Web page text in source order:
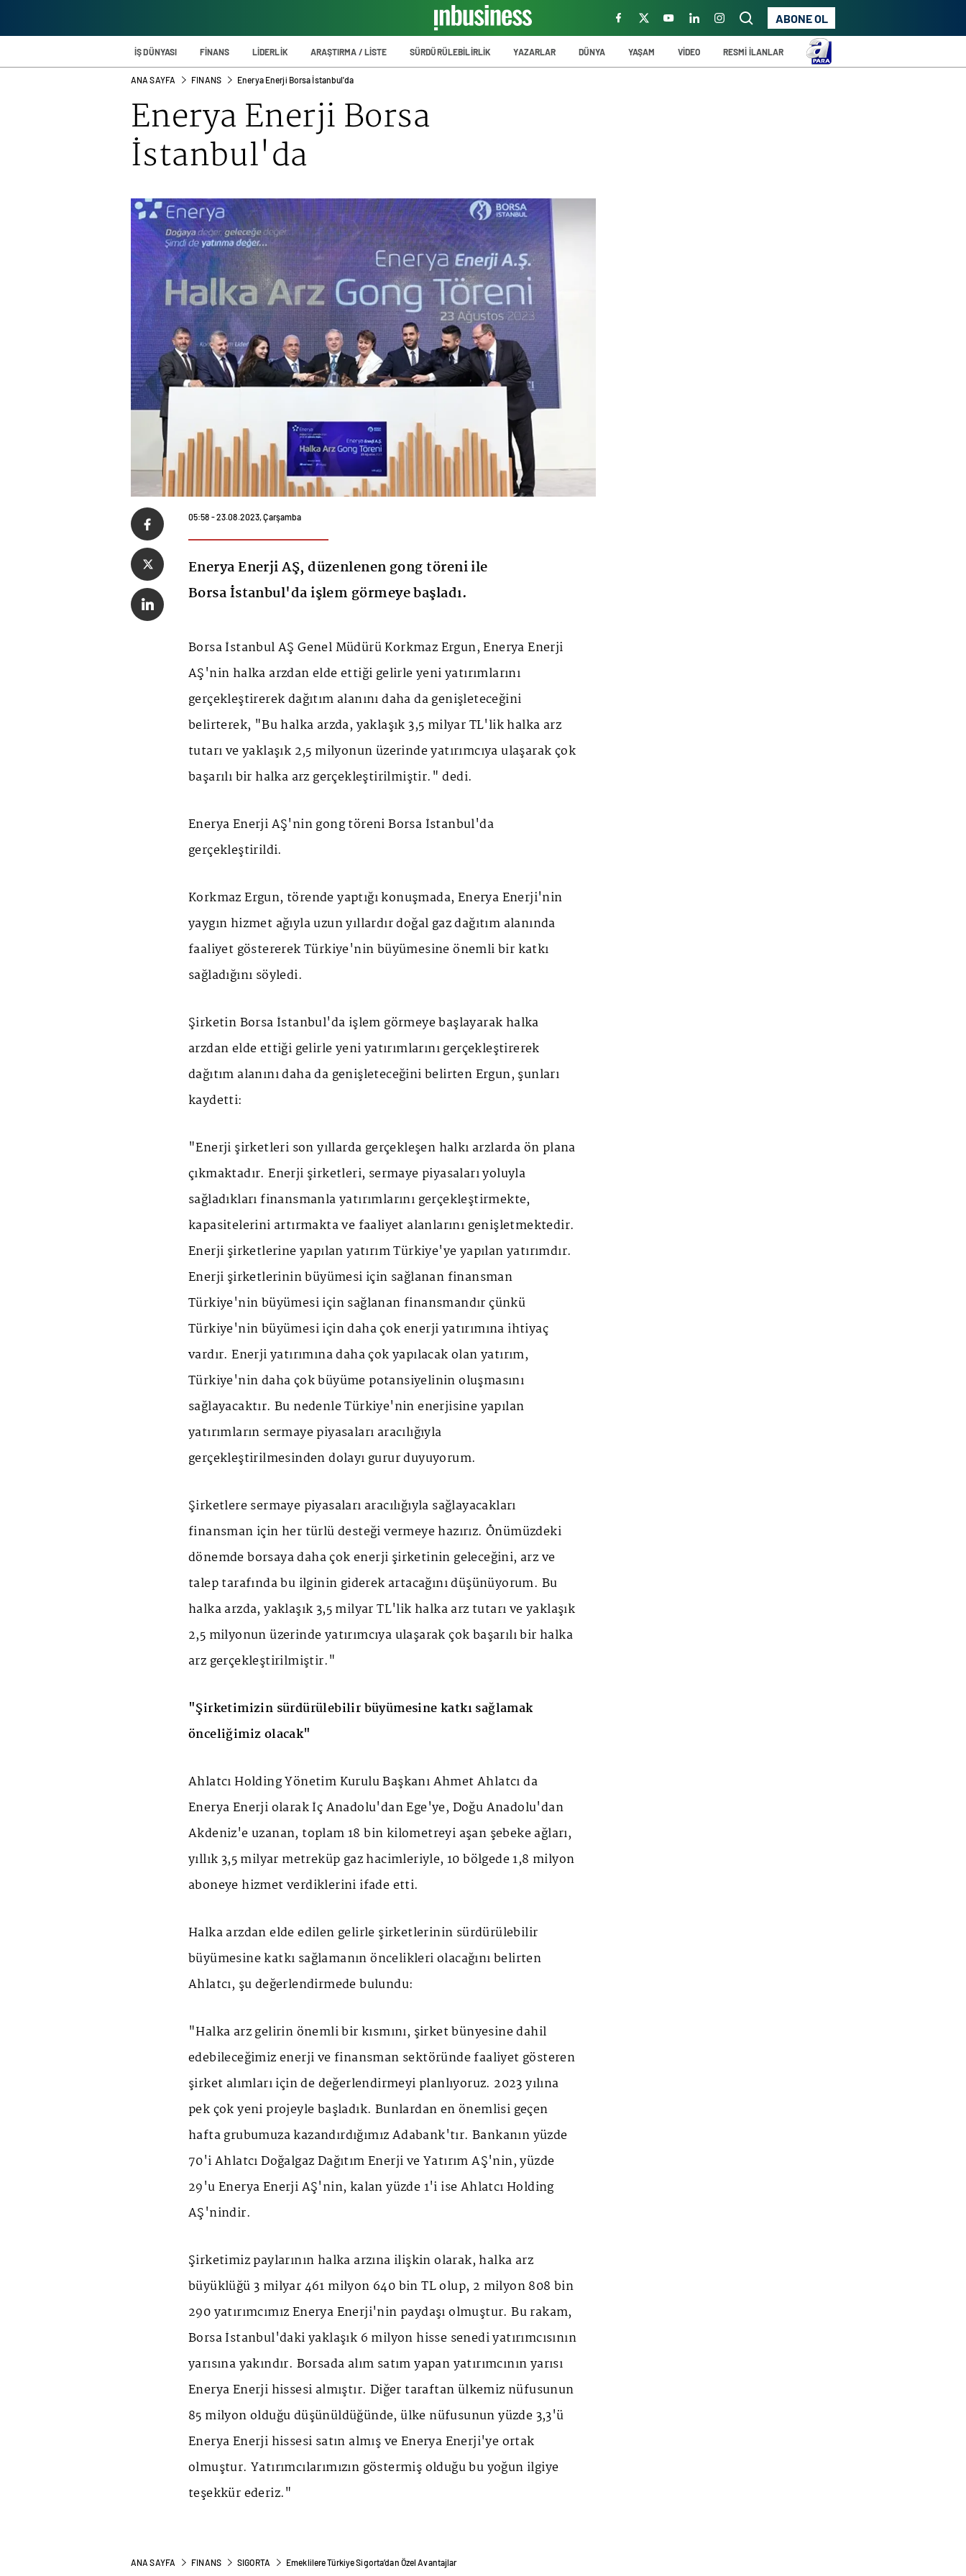
ABONE OL
İŞ DÜNYASI FİNANS LİDERLİK ARAŞTIRMA / LİSTE SÜRDÜRÜLEBİLİRLİK YAZARLAR DÜNYA YAŞAM VİDEO RESMİ İLANLAR
ANA SAYFA FINANS Enerya Enerji Borsa İstanbul'da
Enerya Enerji Borsa
İstanbul'da
05:58 - 23.08.2023, Çarşamba
Enerya Enerji AŞ, düzenlenen gong töreni ile
Borsa İstanbul'da işlem görmeye başladı.
Borsa İstanbul AŞ Genel Müdürü Korkmaz Ergun, Enerya Enerji
AŞ'nin halka arzdan elde ettiği gelirle yeni yatırımlarını
gerçekleştirerek dağıtım alanını daha da genişleteceğini
belirterek, "Bu halka arzda, yaklaşık 3,5 milyar TL'lik halka arz
tutarı ve yaklaşık 2,5 milyonun üzerinde yatırımcıya ulaşarak çok
başarılı bir halka arz gerçekleştirilmiştir." dedi.
Enerya Enerji AŞ'nin gong töreni Borsa İstanbul'da
gerçekleştirildi.
Korkmaz Ergun, törende yaptığı konuşmada, Enerya Enerji'nin
yaygın hizmet ağıyla uzun yıllardır doğal gaz dağıtım alanında
faaliyet göstererek Türkiye'nin büyümesine önemli bir katkı
sağladığını söyledi.
Şirketin Borsa İstanbul'da işlem görmeye başlayarak halka
arzdan elde ettiği gelirle yeni yatırımlarını gerçekleştirerek
dağıtım alanını daha da genişleteceğini belirten Ergun, şunları
kaydetti:
"Enerji şirketleri son yıllarda gerçekleşen halkı arzlarda ön plana
çıkmaktadır. Enerji şirketleri, sermaye piyasaları yoluyla
sağladıkları finansmanla yatırımlarını gerçekleştirmekte,
kapasitelerini artırmakta ve faaliyet alanlarını genişletmektedir.
Enerji şirketlerine yapılan yatırım Türkiye'ye yapılan yatırımdır.
Enerji şirketlerinin büyümesi için sağlanan finansman
Türkiye'nin büyümesi için sağlanan finansmandır çünkü
Türkiye'nin büyümesi için daha çok enerji yatırımına ihtiyaç
vardır. Enerji yatırımına daha çok yapılacak olan yatırım,
Türkiye'nin daha çok büyüme potansiyelinin oluşmasını
sağlayacaktır. Bu nedenle Türkiye'nin enerjisine yapılan
yatırımların sermaye piyasaları aracılığıyla
gerçekleştirilmesinden dolayı gurur duyuyorum.
Şirketlere sermaye piyasaları aracılığıyla sağlayacakları
finansman için her türlü desteği vermeye hazırız. Önümüzdeki
dönemde borsaya daha çok enerji şirketinin geleceğini, arz ve
talep tarafında bu ilginin giderek artacağını düşünüyorum. Bu
halka arzda, yaklaşık 3,5 milyar TL'lik halka arz tutarı ve yaklaşık
2,5 milyonun üzerinde yatırımcıya ulaşarak çok başarılı bir halka
arz gerçekleştirilmiştir."
"Şirketimizin sürdürülebilir büyümesine katkı sağlamak
önceliğimiz olacak"
Ahlatcı Holding Yönetim Kurulu Başkanı Ahmet Ahlatcı da
Enerya Enerji olarak İç Anadolu'dan Ege'ye, Doğu Anadolu'dan
Akdeniz'e uzanan, toplam 18 bin kilometreyi aşan şebeke ağları,
yıllık 3,5 milyar metreküp gaz hacimleriyle, 10 bölgede 1,8 milyon
aboneye hizmet verdiklerini ifade etti.
Halka arzdan elde edilen gelirle şirketlerinin sürdürülebilir
büyümesine katkı sağlamanın öncelikleri olacağını belirten
Ahlatcı, şu değerlendirmede bulundu:
"Halka arz gelirin önemli bir kısmını, şirket bünyesine dahil
edebileceğimiz enerji ve finansman sektöründe faaliyet gösteren
şirket alımları için de değerlendirmeyi planlıyoruz. 2023 yılına
pek çok yeni projeyle başladık. Bunlardan en önemlisi geçen
hafta grubumuza kazandırdığımız Adabank'tır. Bankanın yüzde
70'i Ahlatcı Doğalgaz Dağıtım Enerji ve Yatırım AŞ'nin, yüzde
29'u Enerya Enerji AŞ'nin, kalan yüzde 1'i ise Ahlatcı Holding
AŞ'nindir.
Şirketimiz paylarının halka arzına ilişkin olarak, halka arz
büyüklüğü 3 milyar 461 milyon 640 bin TL olup, 2 milyon 808 bin
290 yatırımcımız Enerya Enerji'nin paydaşı olmuştur. Bu rakam,
Borsa İstanbul'daki yaklaşık 6 milyon hisse senedi yatırımcısının
yarısına yakındır. Borsada alım satım yapan yatırımcının yarısı
Enerya Enerji hissesi almıştır. Diğer taraftan ülkemiz nüfusunun
85 milyon olduğu düşünüldüğünde, ülke nüfusunun yüzde 3,3'ü
Enerya Enerji hissesi satın almış ve Enerya Enerji'ye ortak
olmuştur. Yatırımcılarımızın göstermiş olduğu bu yoğun ilgiye
teşekkür ederiz."
ANA SAYFA FINANS SIGORTA Emeklilere Türkiye Sigorta’dan Özel Avantajlar